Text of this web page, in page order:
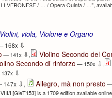
VERONESE / … / Opera Quinta / …”,
viola, Violone e Organo
168x ⇩
— 141x ⇩,
Violino Secondo del
Secondo di rinforzo — 150x ⇩,
⇩
147x ⇩ , Allegro, mà non presto
I [GieT153] is a 1709 edition available